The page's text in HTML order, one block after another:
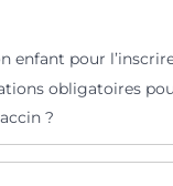
enfant pour
obligatoires
?